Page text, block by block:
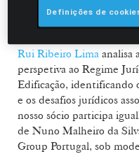
pela necessidade de
da habitação.
Rui Ribeiro Lima analisa
perspetiva ao Regime
Edificação, identificando
e os desafios jurídicos
nosso sócio participa
de Nuno Malheiro da
Group Portugal, sob
Definições de